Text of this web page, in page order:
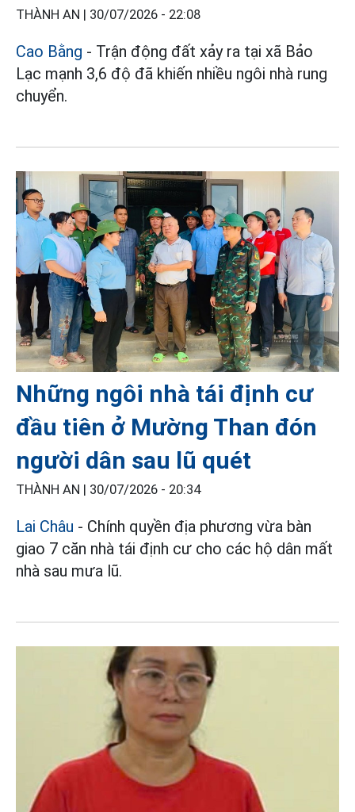
THÀNH AN | 30/07/2026 - 22:08
Cao Bằng - Trận động đất xảy ra tại xã Bảo
Lạc mạnh 3,6 độ đã khiến nhiều ngôi nhà rung
chuyển.
Những ngôi nhà tái định cư
đầu tiên ở Mường Than đón
người dân sau lũ quét
THÀNH AN | 30/07/2026 - 20:34
Lai Châu - Chính quyền địa phương vừa bàn
giao 7 căn nhà tái định cư cho các hộ dân mất
nhà sau mưa lũ.